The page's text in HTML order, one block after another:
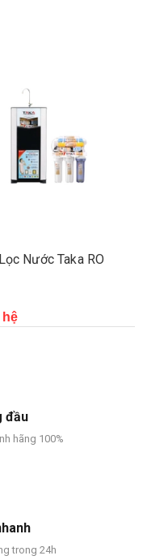
Nước Taka RO
hệ
đầu
hãng 100%
trong 24h